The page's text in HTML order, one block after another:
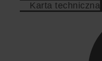
Karta techniczna